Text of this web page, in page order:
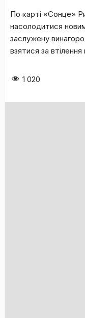
По карті «Сонце»
насолодитися
заслужену
взятися за
1 020